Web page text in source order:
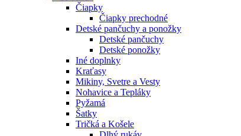
Čiapky
Čiapky prechodné
Detské pančuchy a ponožky
Detské pančuchy
Detské ponožky
Iné doplnky
Kraťasy
Mikiny, Svetre a Vesty
Nohavice a Tepláky
Pyžamá
Šatky
Tričká a Košele